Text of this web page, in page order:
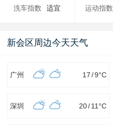
洗车指数 适宜 运动指数
新会区周边今天天气
广州 17/9°C
深圳 20/ 11 °C